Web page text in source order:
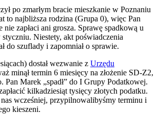
po zmarłym bracie mieszkanie w Poznaniu
to najbliższa rodzina (Grupa 0), więc Pan
nie zapłaci ani grosza. Sprawę spadkową u
styczniu. Niestety, akt poświadczenia
do szuflady i zapomniał o sprawie.
dostał wezwanie z Urzędu
minął termin 6 miesięcy na złożenie SD-Z2,
Pan Marek „spadł” do I Grupy Podatkowej.
kilkadziesiąt tysięcy złotych podatku.
nas wcześniej, przypilnowalibyśmy terminu i
kieszeni.